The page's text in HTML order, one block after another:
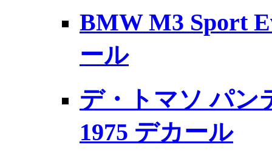
BMW M3 Sport
ール
デ・トマソ パン
1975 デカール